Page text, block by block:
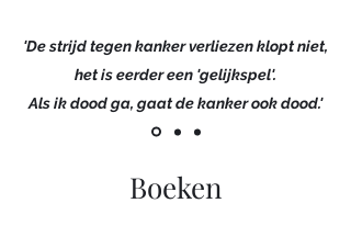
'De strijd tegen kanker verliezen klopt niet,
het is eerder een 'gelijkspel'.
Als ik dood ga, gaat de kanker ook dood.'
Boeken